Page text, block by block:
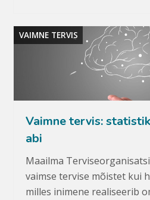
VAIMNE TERVIS
Vaimne tervis:
abi
Maailma
vaimse tervise mõistet kui
milles inimene realiseerib